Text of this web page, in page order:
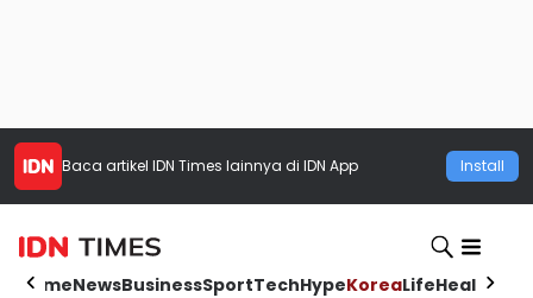
Baca artikel IDN Times lainnya di IDN App Install
HomeNewsBusinessSportTechHypeKoreaLifeHealth